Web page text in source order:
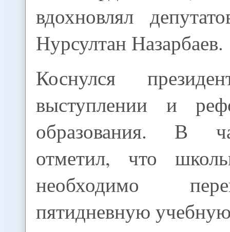
вдохновлял
Нурсултан Назарбаев.
Коснулся
выступлении и
образования. В
отметил, что
необходимо
пятидневную